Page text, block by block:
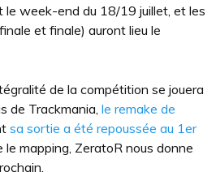
le week-end du 18/19 juillet, et les
et finale) auront lieu le
de la compétition se jouera
de Trackmania, le remake de
sa sortie a été repoussée au 1er
le mapping, ZeratoR nous donne